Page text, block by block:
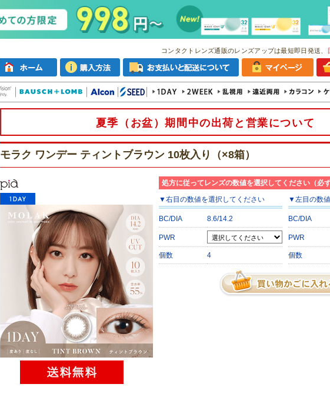
コンタクトレンズ通販のレンズアップは最短即日発送、
夏季（お盆）期間中の出荷と営業について
モラク ワンデー ティントブラウン 10枚入り（×8箱）
処方に従ってレンズの数値を選択してください（必
▼右目の数値を選択してください
BC/DIA 8.6/14.2
PWR
個数 4
▼左目の数
BC/DIA
PWR
個数